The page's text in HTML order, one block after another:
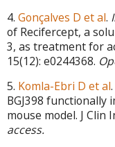
4. Gonçalves D et al.
of Recifercept, a
3, as treatment for
15(12): e0244368.
5. Komla-Ebri D et al
BGJ398 functionally
mouse model. J Clin
access.